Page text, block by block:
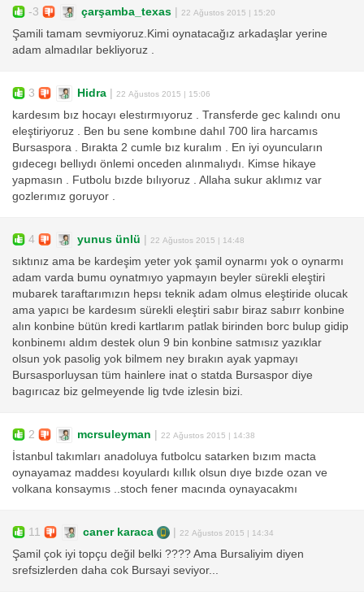
-3 çarşamba_texas 22 Ağustos 2015 | 15:20
Şamili tamam sevmiyoruz.Kimi oynatacağız arkadaşlar yerine
adam almadılar bekliyoruz .
3 Hidra 22 Ağustos 2015 | 15:06
kardesım bız hocayı elestırmıyoruz . Transferde gec kalındı onu
eleştiriyoruz . Ben bu sene kombıne dahıl 700 lira harcamıs
Bursaspora . Bırakta 2 cumle bız kuralım . En iyi oyuncuların
gıdecegı bellıydı önlemi onceden alınmalıydı. Kimse hikaye
yapmasın . Futbolu bızde bılıyoruz . Allaha sukur aklımız var
gozlerımız goruyor .
4 yunus ünlü 22 Ağustos 2015 | 14:48
sıktınız ama be kardeşim yeter yok şamil oynarmı yok o oynarmı
adam varda bumu oynatmıyo yapmayın beyler sürekli eleştiri
mubarek taraftarımızın hepsı teknik adam olmus eleştiride olucak
ama yapıcı be kardesım sürekli eleştiri sabır biraz sabırr konbine
alın konbine bütün kredi kartlarım patlak birinden borc bulup gidip
konbinemı aldım destek olun 9 bin konbine satmısız yazıklar
olsun yok pasolig yok bilmem ney bırakın ayak yapmayı
Bursasporluysan tüm hainlere inat o statda Bursaspor diye
bagırıcaz biz gelmeyende lig tvde izlesin bizi.
2 mcrsuleyman 22 Ağustos 2015 | 14:38
İstanbul takımları anadoluya futbolcu satarken bızım macta
oynayamaz maddesı koyulardı kıllık olsun dıye bızde ozan ve
volkana konsaymıs ..stoch fener macında oynayacakmı
11 caner karaca 22 Ağustos 2015 | 14:34
Şamil çok iyi topçu değil belki ???? Ama Bursaliyim diyen
srefsizlerden daha cok Bursayi seviyor...